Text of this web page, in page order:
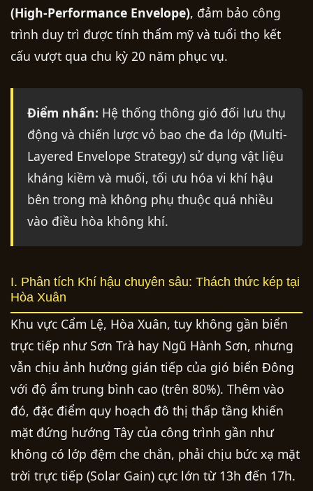
(High-Performance Envelope), đảm bảo công
trình duy trì được tính thẩm mỹ và tuổi thọ kết
cấu vượt qua chu kỳ 20 năm phục vụ.
Điểm nhấn: Hệ thống thông gió đối lưu thụ
động và chiến lược vỏ bao che đa lớp (Multi-
Layered Envelope Strategy) sử dụng vật liệu
kháng kiềm và muối, tối ưu hóa vi khí hậu
bên trong mà không phụ thuộc quá nhiều
vào điều hòa không khí.
I. Phân tích Khí hậu chuyên sâu: Thách thức kép tại
Hòa Xuân
Khu vực Cẩm Lệ, Hòa Xuân, tuy không gần biển
trực tiếp như Sơn Trà hay Ngũ Hành Sơn, nhưng
vẫn chịu ảnh hưởng gián tiếp của gió biển Đông
với độ ẩm trung bình cao (trên 80%). Thêm vào
đó, đặc điểm quy hoạch đô thị thấp tầng khiến
mặt đứng hướng Tây của công trình gần như
không có lớp đệm che chắn, phải chịu bức xạ mặt
trời trực tiếp (Solar Gain) cực lớn từ 13h đến 17h.